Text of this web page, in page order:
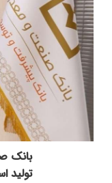
بانك
تولید